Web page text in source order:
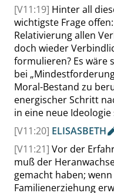
[V11:19] Hinter all
wichtigste Frage
Relativierung allen
doch wieder
formulieren? Es wäre
bei „
Moral-Bestand zu
energischer Schritt
in eine neue Ideologie
[V11:20] ELISASBETH
[V11:21] Vor der
muß der
gemacht haben;
Familienerziehung